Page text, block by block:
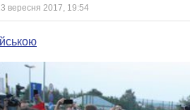
вересня 2017, 19:54